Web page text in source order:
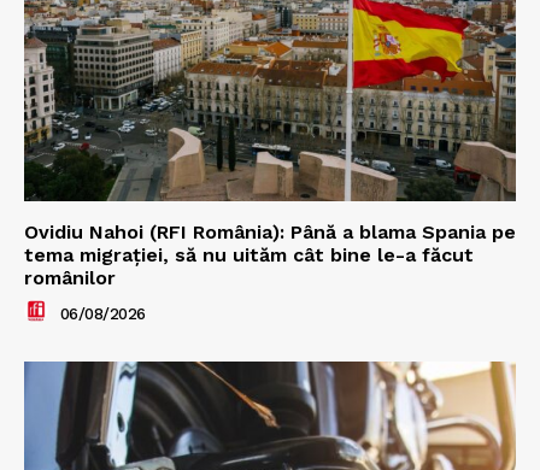
Ovidiu Nahoi (RFI România): Până a blama Spania pe
tema migrației, să nu uităm cât bine le-a făcut
românilor
06/08/2026